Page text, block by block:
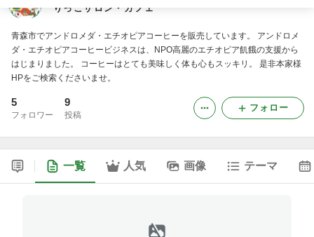
りっこサロン・カフェ
青森市でアンドロメダ・エチオピアコーヒーを販売しています。 アンドロメ
ダ・エチオピアコーヒービジネスは、NPO高麗のエチオピア飢餓の支援から
はじまりました。 コーヒーはとても美味しく体も心もスッキリ。 是非本家様
HPをご検索くださいませ。
5
フォロワー
9
投稿
フォロー
一覧 人気 画像 テーマ